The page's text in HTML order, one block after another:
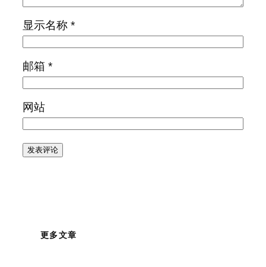
显示名称 *
邮箱 *
网站
更多文章